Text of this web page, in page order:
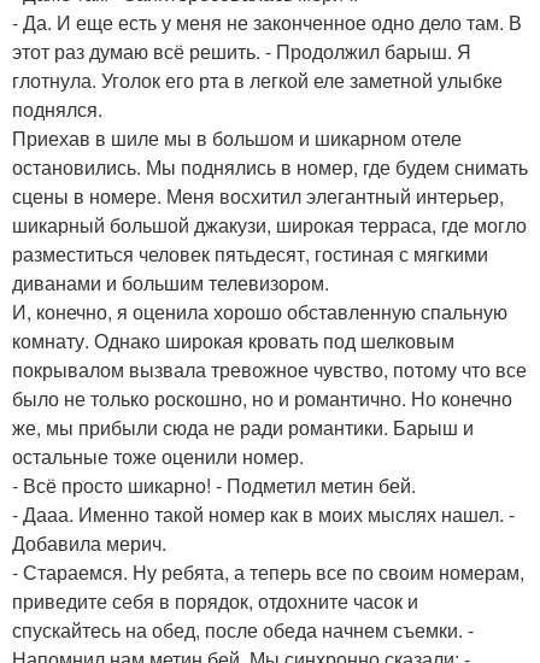
- Да. И еще есть у меня не законченное одно дело там. В
этот раз думаю всё решить. - Продолжил барыш. Я
глотнула. Уголок его рта в легкой еле заметной улыбке
поднялся.
Приехав в шиле мы в большом и шикарном отеле
остановились. Мы поднялись в номер, где будем снимать
сцены в номере. Меня восхитил элегантный интерьер,
шикарный большой джакузи, широкая терраса, где могло
разместиться человек пятьдесят, гостиная с мягкими
диванами и большим телевизором.
И, конечно, я оценила хорошо обставленную спальную
комнату. Однако широкая кровать под шелковым
покрывалом вызвала тревожное чувство, потому что все
было не только роскошно, но и романтично. Но конечно
же, мы прибыли сюда не ради романтики. Барыш и
остальные тоже оценили номер.
- Всё просто шикарно! - Подметил метин бей.
- Дааа. Именно такой номер как в моих мыслях нашел. -
Добавила мерич.
- Стараемся. Ну ребята, а теперь все по своим номерам,
приведите себя в порядок, отдохните часок и
спускайтесь на обед, после обеда начнем съемки. -